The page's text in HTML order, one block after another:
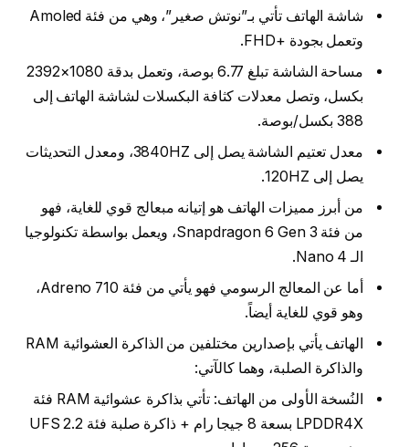
شاشة الهاتف تأتي بـ”نوتش صغير”، وهي من فئة Amoled
وتعمل بجودة +FHD.
مساحة الشاشة تبلغ 6.77 بوصة، وتعمل بدقة 1080×2392
بكسل، وتصل معدلات كثافة البكسلات لشاشة الهاتف إلى
388 بكسل/بوصة.
معدل تعتيم الشاشة يصل إلى 3840HZ، ومعدل التحديثات
يصل إلى 120HZ.
من أبرز مميزات الهاتف هو إتيانه مبعالج قوي للغاية، فهو
من فئة Snapdragon 6 Gen 3، ويعمل بواسطة تكنولوجيا
الـ 4 Nano.
أما عن المعالج الرسومي فهو يأتي من فئة Adreno 710،
وهو قوي للغاية أيضاً.
الهاتف يأتي بإصدارين مختلفين من الذاكرة العشوائية RAM
والذاكرة الصلبة، وهما كالآتي:
النُسخة الأولى من الهاتف: تأتي بذاكرة عشوائية RAM فئة
LPDDR4X بسعة 8 جيجا رام + ذاكرة صلبة فئة UFS 2.2